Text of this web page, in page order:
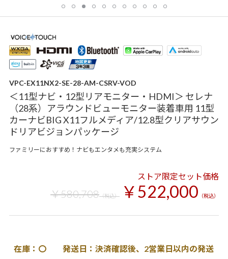
VPC-EX11NX2-SE-28-AM-CSRV-VOD
＜11型ナビ・12型リアモニター・HDMI＞ セレナ
（28系）アラウンドビューモニター装着車用 11型
カーナビBIG X11フルメディア/12.8型クリアサウン
ドリアビジョンパッケージ
ファミリーにおすすめ！ナビもエンタメも充実システム
ストア限定セット価格
￥580,708（税込） ￥522,000 （税込）
在庫：〇 発送日：決済確認後、2営業日以内の発送